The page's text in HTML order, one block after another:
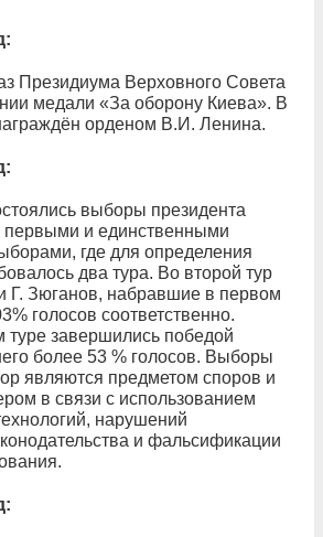
Президиума Верховного Совета
медали «За оборону Киева». В
орденом В.И. Ленина.
выборы президента
первыми и единственными
где для определения
два тура. Во второй тур
Г. Зюганов, набравшие в первом
голосов соответственно.
завершились победой
более 53 % голосов. Выборы
являются предметом споров и
в связи с использованием
нарушений
и фальсификации